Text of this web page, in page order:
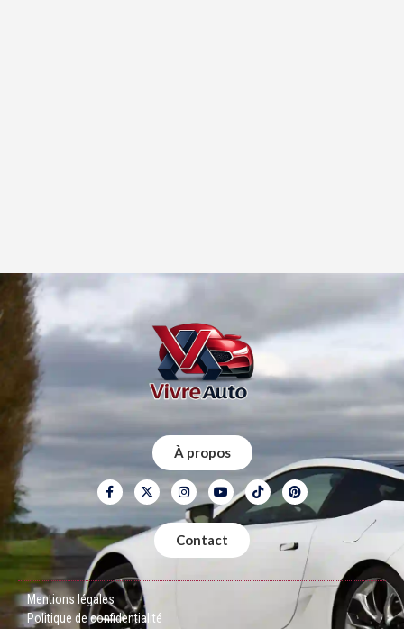
À propos
Contact
Mentions légales
Politique de confidentialité